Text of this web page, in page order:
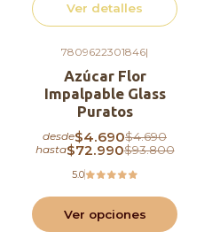
Ver detalles
OFF
7809622301846|
Azúcar Flor
Impalpable Glass
Puratos
desde$4.690$4.690
hasta$72.990$93.800
5.0
Ver opciones